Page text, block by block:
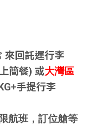
來回託運行李
簡餐) 或大灣區
手提行李
航班，訂位艙等